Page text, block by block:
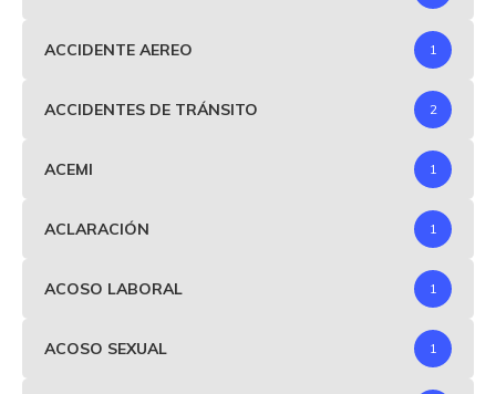
ACCIDENTE AEREO 1
ACCIDENTES DE TRÁNSITO 2
ACEMI 1
ACLARACIÓN 1
ACOSO LABORAL 1
ACOSO SEXUAL 1